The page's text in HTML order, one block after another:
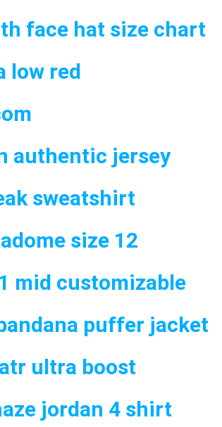
face hat size chart
low red
authentic jersey
sweatshirt
size 12
mid customizable
puffer jacket
ultra boost
jordan 4 shirt